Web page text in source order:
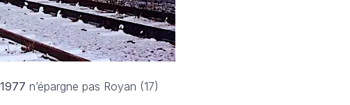
1977 n’épargne pas Royan (17)